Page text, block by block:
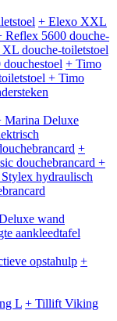
+ Elexo XXL
Reflex 5600 douche-
douche-toiletstoel
+ Timo
+ Timo
Marina Deluxe
+
douchebrancard +
hydraulisch
wand
aankleedtafel
opstahulp +
L + Tillift Viking